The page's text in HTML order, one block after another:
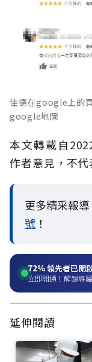
佳德在google上的
google地圖
本文轉載自
作者意見，不代
更多精采報
號 ！
72%領先者已開
立即開通！解鎖專
延伸閱讀